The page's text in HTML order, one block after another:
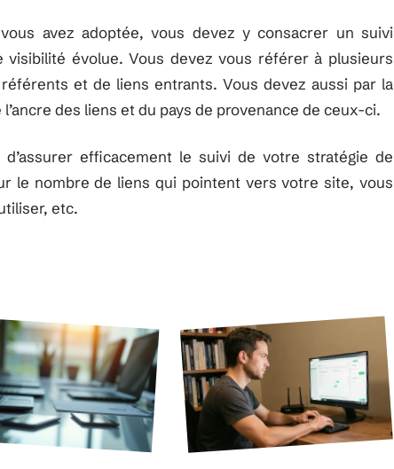
avez adoptée, vous devez y consacrer un suivi
évolue. Vous devez vous référer à plusieurs
et de liens entrants. Vous devez aussi par la
des liens et du pays de provenance de ceux-ci.
efficacement le suivi de votre stratégie de
le nombre de liens qui pointent vers votre site, vous
etc.